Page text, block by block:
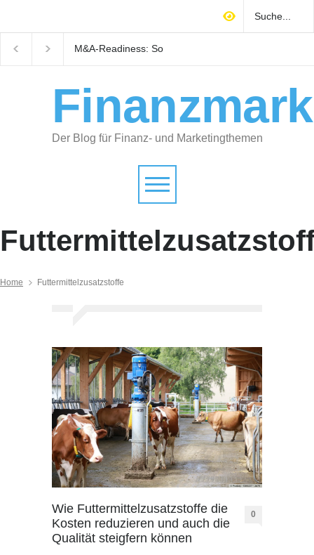
M&A-Readiness: So
Der Blog für Finanz- und Marketingthemen
Home Futtermittelzusatzstoffe
Wie Futtermittelzusatzstoffe die
Kosten reduzieren und auch die
Qualität steigfern können
0